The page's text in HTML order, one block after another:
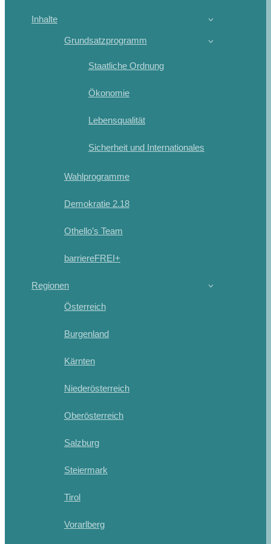
Inhalte
Grundsatzprogramm
Staatliche Ordnung
Ökonomie
Lebensqualität
Sicherheit und Internationales
Wahlprogramme
Demokratie 2.18
Othello’s Team
barriereFREI+
Regionen
Österreich
Burgenland
Kärnten
Niederösterreich
Oberösterreich
Salzburg
Steiermark
Tirol
Vorarlberg